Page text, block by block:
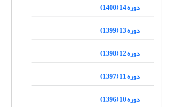
دوره 14 (1400)
دوره 13 (1399)
دوره 12 (1398)
دوره 11 (1397)
دوره 10 (1396)